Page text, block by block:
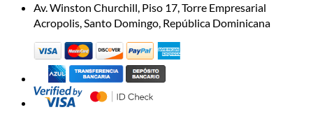
Av. Winston Churchill, Piso 17, Torre Empresarial
Acropolis, Santo Domingo, República Dominicana